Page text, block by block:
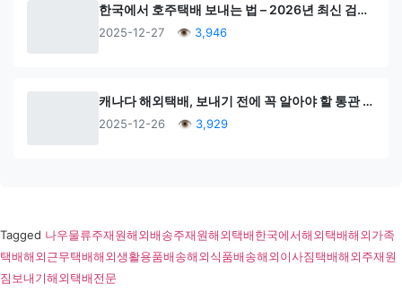
한국에서 호주택배 보내는 법 – 2026년 최신 검역·통관 완벽 가이드
2025-12-27 👁 3,946
캐나다 해외택배, 보내기 전에 꼭 알아야 할 통관 현실 가이드 서류·금지품목·통관 지연 없이 보내는 방법 (2026 최신)
2025-12-26 👁 3,929
Tagged 나우물류주재원해외배송주재원해외택배한국에서해외택배해외가족
택배해외근무택배해외생활용품배송해외식품배송해외이사짐택배해외주재원
짐보내기해외택배전문